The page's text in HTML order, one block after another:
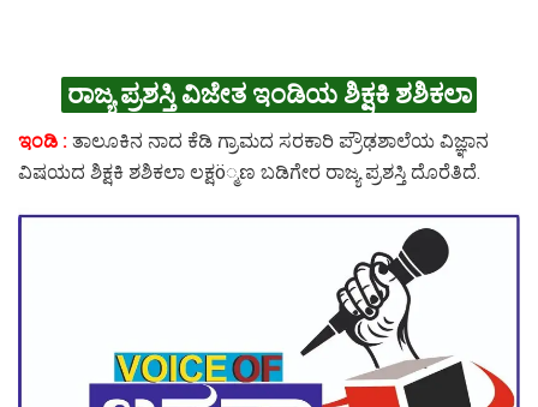
ರಾಜ್ಯ ಪ್ರಶಸ್ತಿ ವಿಜೇತ ಇಂಡಿಯ ಶಿಕ್ಷಕಿ ಶಶಿಕಲಾ
ಇಂಡಿ : ತಾಲೂಕಿನ ನಾದ ಕೆಡಿ ಗ್ರಾಮದ ಸರಕಾರಿ ಪ್ರೌಢಶಾಲೆಯ ವಿಜ್ಞಾನ
ವಿಷಯದ ಶಿಕ್ಷಕಿ ಶಶಿಕಲಾ ಲಕ್ಷö್ಮಣ ಬಡಿಗೇರ ರಾಜ್ಯ ಪ್ರಶಸ್ತಿ ದೊರೆತಿದೆ.